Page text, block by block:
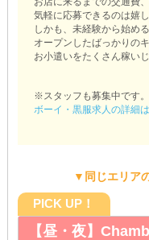
気軽に応募できるのは嬉
しかも、未経験から始め
オープンしたばっかりの
お小遣いをたくさん稼い
※スタッフも募集中です。
ボーイ・黒服求人の詳細
▼同じエリア
PICK UP！
【昼・夜】